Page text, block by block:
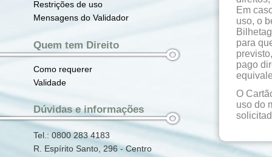
Restrições de uso
Mensagens do Validador
Quem tem Direito
Como requerer
Validade
Dúvidas e informações
Tel.: 0800 283 4183
R. Espírito Santo, 296 - Centro
Em
uso, o
para
pago
O
uso do